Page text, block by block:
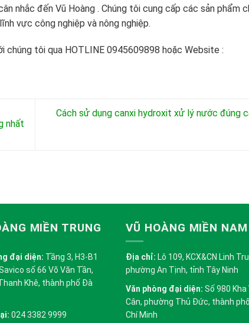
nhắc đến Vũ Hoàng . Chúng tôi cung cấp các sản phẩm
vực công nghiệp và nông nghiệp.
chúng tôi qua HOTLINE 0945609898 hoặc Website :
nhất
Cách sử dụng canxi hydroxit xử lý nước đúng
MIỀN TRUNG
đại diện: Tầng 3, H3-B1
số 66 Võ Văn Tần,
Khê, thành phố Đà
024 3382 9999
VŨ HOÀNG MIỀN NAM
Địa chỉ: Lô 109, KCX&CN Linh
phường An Tịnh, tỉnh Tây Ninh
Văn phòng đại diện: Số 980 Kha
Cân, phường Thủ Đức, thành
Chí Minh